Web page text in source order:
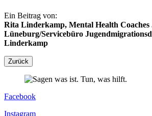
Ein Beitrag von:
Rita Linderkamp, Mental Health Coaches
Lüneburg/Servicebüro
Linderkamp
Zurück
Facebook
Instagram